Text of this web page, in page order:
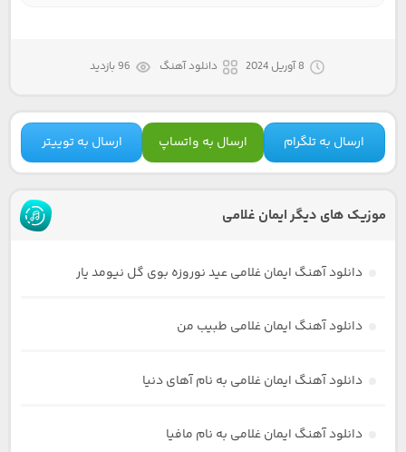
8 آوریل 2024 دانلود آهنگ 96 بازدید
ارسال به تلگرام ارسال به واتساپ ارسال به توییتر
موزیک های دیگر ایمان غلامی
دانلود آهنگ ایمان غلامی عید نوروزه بوی گل نیومد یار
دانلود آهنگ ایمان غلامی طبیب من
دانلود آهنگ ایمان غلامی به نام آهای دنیا
دانلود آهنگ ایمان غلامی به نام مافیا